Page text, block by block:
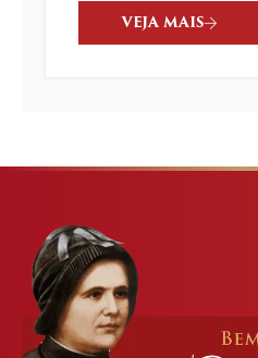
VEJA MAIS